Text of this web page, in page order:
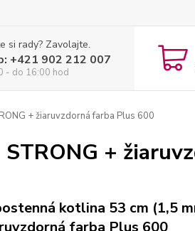
si rady? Zavolajte.
+421 902 212 007
- do 16:00 hod
+ žiaruvzdorná farba Plus 600
+
kotlina 53 cm (1,5
farba Plus 600